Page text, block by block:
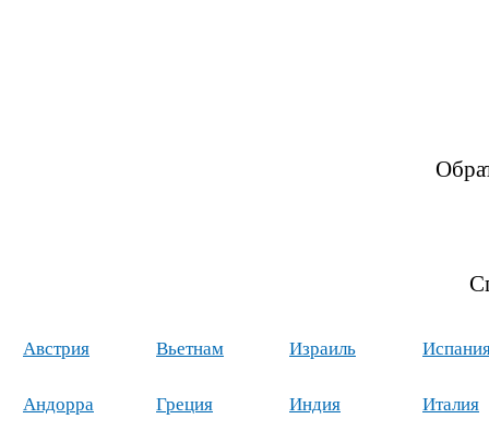
Австрия
Андорра
Вьетнам
Греция
Израиль
Индия Италия